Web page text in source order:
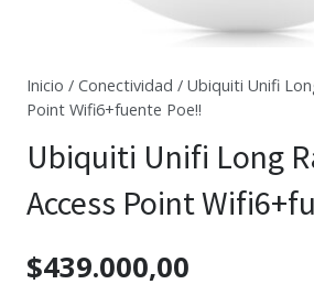
Inicio / Conectividad / Ubiquiti Unifi
Point Wifi6+fuente Poe!!
Ubiquiti Unifi Long
Access Point
$439.000,00